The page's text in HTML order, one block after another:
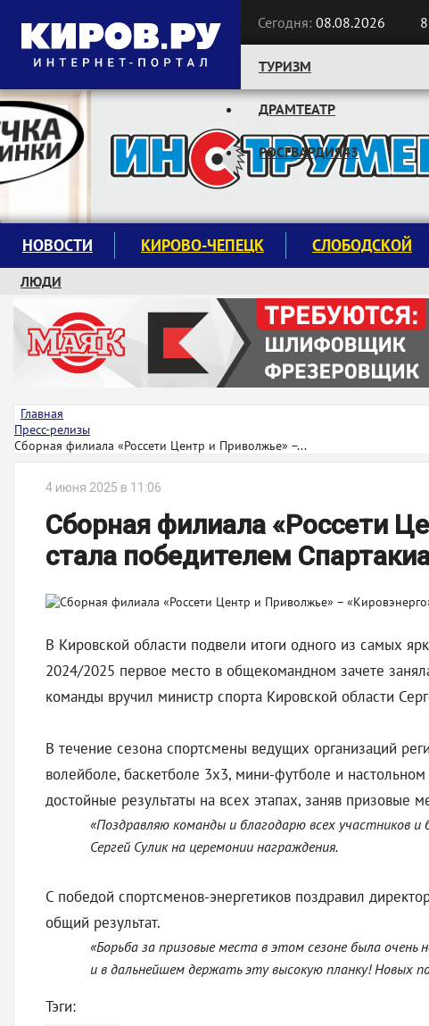
Сегодня: 08.08.2026
Следите за новостями:
ТУРИЗМ
ДРАМТЕАТР
РОСГВАРДИЯ43
НОВОСТИ КИРОВО-ЧЕПЕЦК СЛОБОДСКОЙ
ЛЮДИ
КРУЖКИ И СЕКЦИИ
ЗАВОДУ "МАЯК" 85 ЛЕТ
ЭКОЛОГИЯ
Главная
Пресс-релизы
Сборная филиала «Россети Центр и Приволжье» –...
4 июня 2025 в 11:06
Сборная филиала «Россети
стала победителем
В Кировской области подвели итоги одного из самых
2024/2025 первое место в общекомандном зачете
команды вручил министр спорта Кировской области
В течение сезона спортсмены ведущих организаций
волейболе, баскетболе 3х3, мини-футболе и
достойные результаты на всех этапах, заняв призовые
«Поздравляю команды и благодарю всех участников и
Сергей Сулик на церемонии награждения.
С победой спортсменов-энергетиков поздравил
общий результат.
«Борьба за призовые места в этом сезоне была
и в дальнейшем держать эту высокую планку! Новых
Тэги: